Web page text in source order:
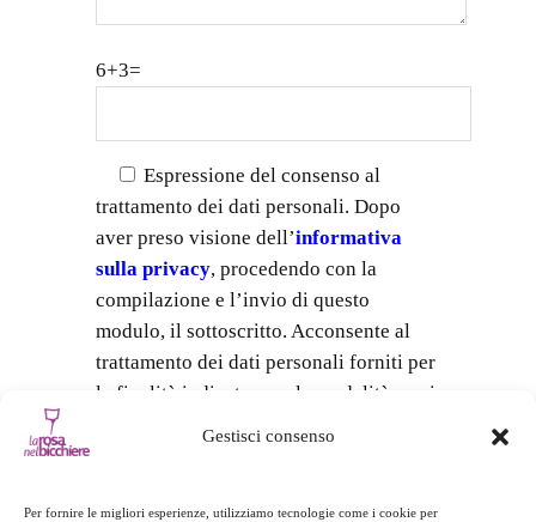
Gestisci consenso
Per fornire le migliori esperienze, utilizziamo tecnologie come i cookie per
6+3=
Espressione del consenso al
trattamento dei dati personali. Dopo
aver preso visione dell’informativa
sulla privacy, procedendo con la
compilazione e l’invio di questo
modulo, il sottoscritto. Acconsente al
trattamento dei dati personali forniti per
le finalità indicate, con le modalità e nei
limiti dell’informativa.